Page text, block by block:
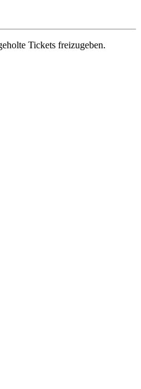
Tickets freizugeben.